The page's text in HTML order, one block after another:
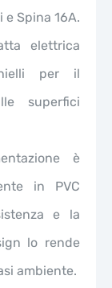
e Spina 16A.
elettrica
per il
superfici
è
in PVC
e la
lo rende
ambiente.